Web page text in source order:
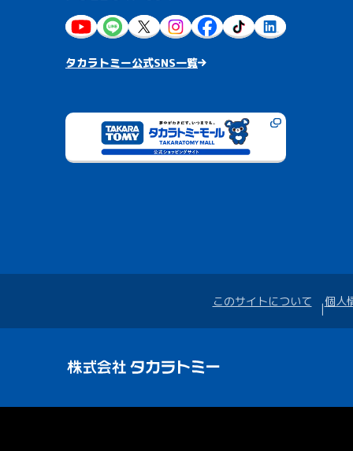
タカラトミー公式SNS一覧
このサイトについて 個人